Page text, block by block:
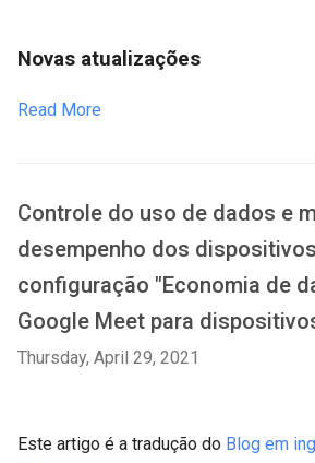
Novas atualizações
Read More
Controle do uso de dados e
desempenho dos
configuração "Economia de
Google Meet para
Thursday, April 29, 2021
Este artigo é a tradução do Blog em